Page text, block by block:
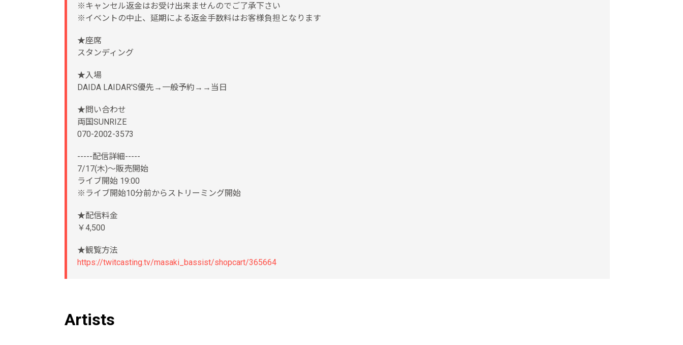
※キャンセル返金はお受け出来ませんのでご了承下さい
※イベントの中止、延期による返金手数料はお客様負担となります
★座席
スタンディング
★入場
DAIDA LAIDAR'S優先→一般予約→→当日
★問い合わせ
両国SUNRIZE
070-2002-3573
-----配信詳細-----
7/17(木)〜販売開始
ライブ開始 19:00
※ライブ開始10分前からストリーミング開始
★配信料金
￥4,500
★観覧方法
https://twitcasting.tv/masaki_bassist/shopcart/365664
Artists